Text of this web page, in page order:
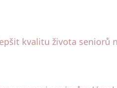
kvalitu života seniorů